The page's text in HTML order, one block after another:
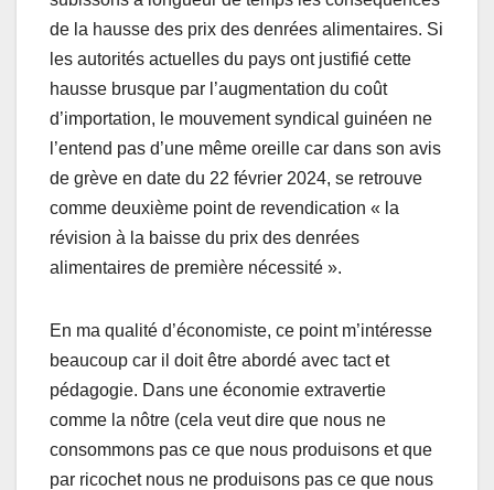
de la hausse des prix des denrées alimentaires. Si
les autorités actuelles du pays ont justifié cette
hausse brusque par l’augmentation du coût
d’importation, le mouvement syndical guinéen ne
l’entend pas d’une même oreille car dans son avis
de grève en date du 22 février 2024, se retrouve
comme deuxième point de revendication « la
révision à la baisse du prix des denrées
alimentaires de première nécessité ».
En ma qualité d’économiste, ce point m’intéresse
beaucoup car il doit être abordé avec tact et
pédagogie. Dans une économie extravertie
comme la nôtre (cela veut dire que nous ne
consommons pas ce que nous produisons et que
par ricochet nous ne produisons pas ce que nous